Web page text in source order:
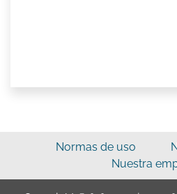
Normas de uso
Nuestra